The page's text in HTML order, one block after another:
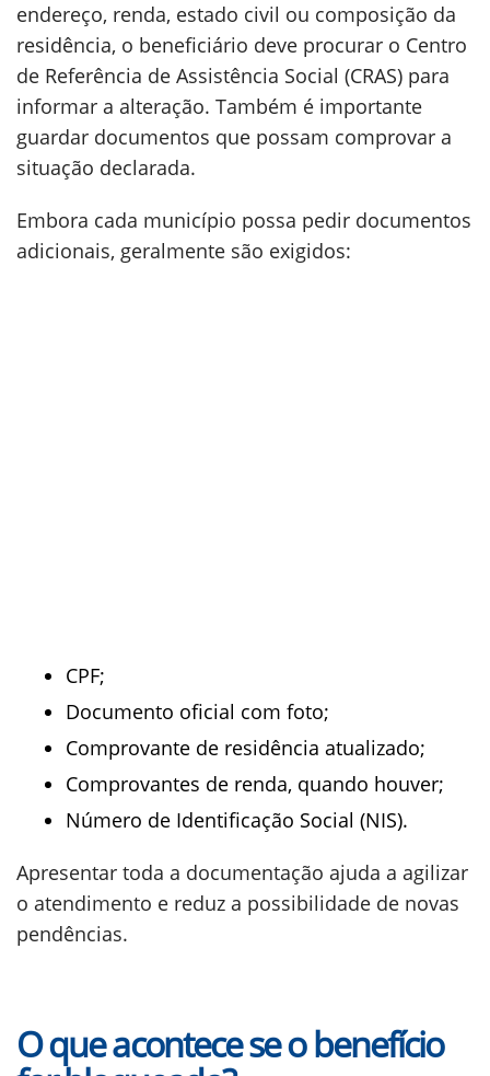
endereço, renda, estado civil ou composição da
residência, o beneficiário deve procurar o Centro
de Referência de Assistência Social (CRAS) para
informar a alteração. Também é importante
guardar documentos que possam comprovar a
situação declarada.
Embora cada município possa pedir documentos
adicionais, geralmente são exigidos:
CPF;
Documento oficial com foto;
Comprovante de residência atualizado;
Comprovantes de renda, quando houver;
Número de Identificação Social (NIS).
Apresentar toda a documentação ajuda a agilizar
o atendimento e reduz a possibilidade de novas
pendências.
O que acontece se o benefício